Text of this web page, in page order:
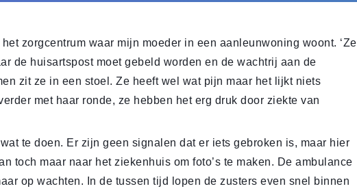
zorgcentrum waar mijn moeder in een aanleunwoning woont. ‘Ze
de huisartspost moet gebeld worden en de wachtrij aan de
zit ze in een stoel. Ze heeft wel wat pijn maar het lijkt niets
met haar ronde, ze hebben het erg druk door ziekte van
te doen. Er zijn geen signalen dat er iets gebroken is, maar hier
toch maar naar het ziekenhuis om foto’s te maken. De ambulance
op wachten. In de tussen tijd lopen de zusters even snel binnen